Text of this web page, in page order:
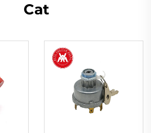
Cat